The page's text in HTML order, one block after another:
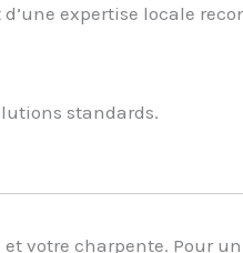
d’une expertise locale
standards.
votre charpente. Pour